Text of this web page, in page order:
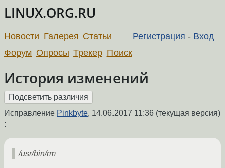
LINUX.ORG.RU
Регистрация - Вход
Новости Галерея Статьи
Форум Опросы Трекер Поиск
История изменений
Исправление Pinkbyte, 14.06.2017 11:36 (текущая версия)
:
/usr/bin/rm